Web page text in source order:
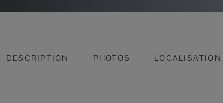
DESCRIPTION PHOTOS LOCALISATION